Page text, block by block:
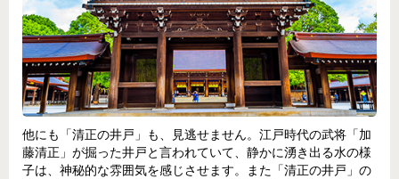
他にも「清正の井戸」も、見逃せません。江戸時代の武将「加
藤清正」が掘った井戸と言われていて、静かに湧き出る水の様
子は、神秘的な雰囲気を感じさせます。また「清正の井戸」の